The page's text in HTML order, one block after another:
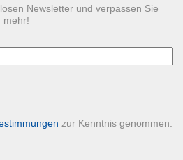
Newsletter und verpassen Sie
mehr!
zur Kenntnis genommen.